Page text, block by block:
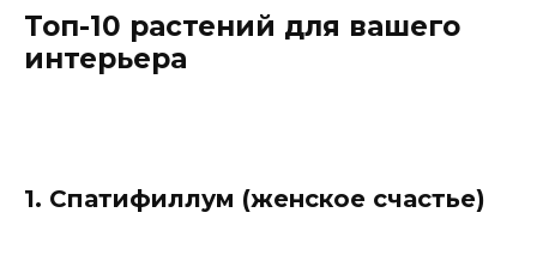
Топ-10 растений для вашего
интерьера
1. Спатифиллум (женское счастье)